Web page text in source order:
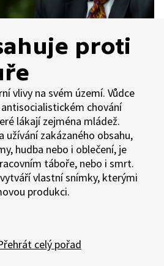
proti
vlivy na svém území. Vůdce
chování
lákají zejména mládež.
užívání zakázaného obsahu,
hudba nebo i oblečení, je
táboře, nebo i smrt.
vlastní snímky, kterými
produkci.
celý pořad